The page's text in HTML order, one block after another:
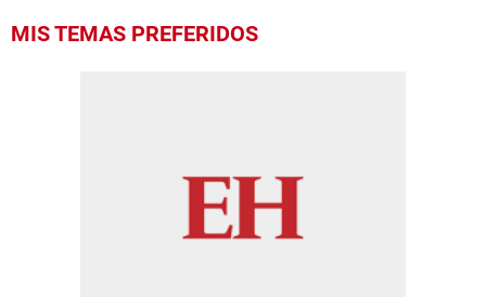
MIS TEMAS PREFERIDOS